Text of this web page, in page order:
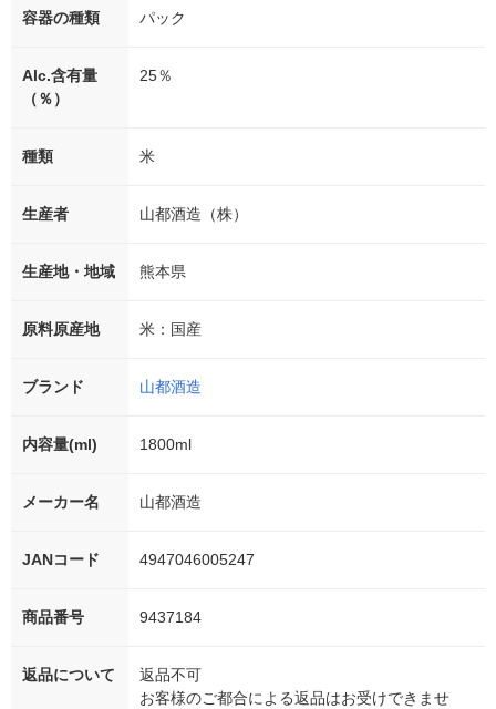
容器の種類 パック
Alc.含有量
（％）
25％
種類 米
生産者 山都酒造（株）
生産地・地域 熊本県
原料原産地 米：国産
ブランド 山都酒造
内容量(ml) 1800ml
メーカー名 山都酒造
JANコード 4947046005247
商品番号 9437184
返品について
返品不可
お客様のご都合による返品はお受けできませ